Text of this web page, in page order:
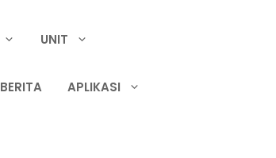
UNIT
BERITA APLIKASI